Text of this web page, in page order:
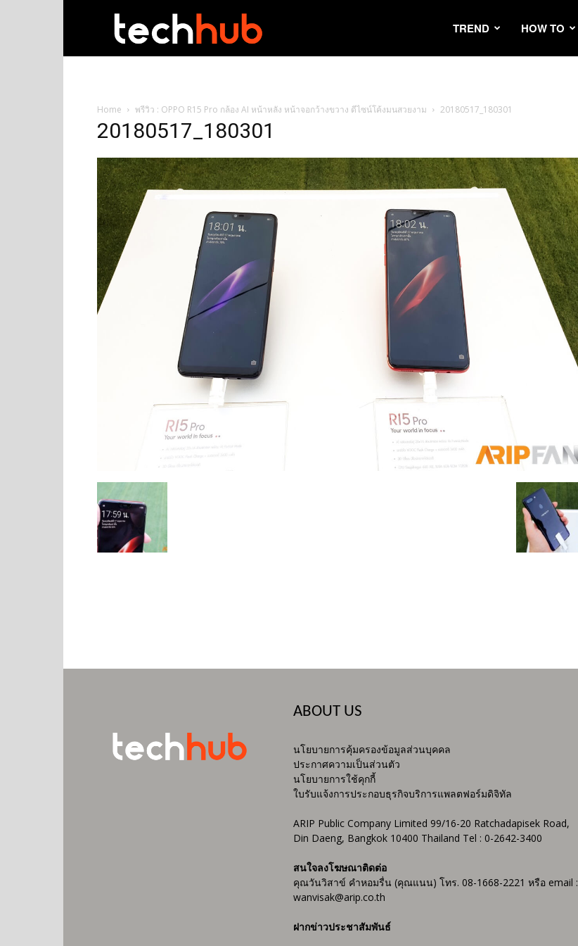
TREND HOW TO
Home พรีวิว : OPPO R15 Pro กล้อง AI หน้าหลัง หน้าจอกว้างขวาง ดีไซน์โค้งมนสวยงาม 20180517_180301
20180517_180301
ABOUT US
นโยบายการคุ้มครองข้อมูลส่วนบุคคล
ประกาศความเป็นส่วนตัว
นโยบายการใช้คุกกี้
ใบรับแจ้งการประกอบธุรกิจบริการแพลตฟอร์มดิจิทัล
ARIP Public Company Limited 99/16-20 Ratchadapisek Road,
Din Daeng, Bangkok 10400 Thailand Tel : 0-2642-3400
สนใจลงโฆษณาติดต่อ
คุณวันวิสาข์ คำหอมรื่น (คุณแนน) โทร. 08-1668-2221 หรือ email :
wanvisak@arip.co.th
ฝากข่าวประชาสัมพันธ์